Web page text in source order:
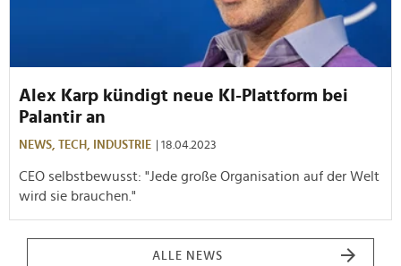
Alex Karp kündigt neue KI-Plattform bei
Palantir an
NEWS, TECH, INDUSTRIE | 18.04.2023
CEO selbstbewusst: "Jede große Organisation auf der Welt
wird sie brauchen."
ALLE NEWS